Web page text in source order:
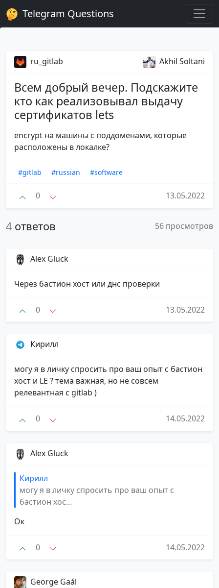
Telegram Questions
ru_gitlab Akhil Soltani
Всем добрый вечер. Подскажите
кто как реализовывал выдачу
сертификатов lets
encrypt на машины с поддоменами, которые
расположены в локалке?
#gitlab #russian #software
0 13.05.2022
4 ответов 56 просмотров
Alex Gluck
Через бастион хост или днс проверки
0 13.05.2022
Кирилл
могу я в личку спросить про ваш опыт с бастион
хост и LE ? тема важная, но не совсем
релевантная с gitlab )
0 14.05.2022
Alex Gluck
Кирилл
могу я в личку спросить про ваш опыт с
бастион хос...
Ок
0 14.05.2022
George Gaál